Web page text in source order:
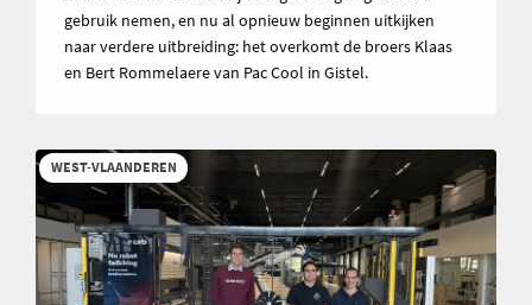
gebruik nemen, en nu al opnieuw beginnen uitkijken
naar verdere uitbreiding: het overkomt de broers Klaas
en Bert Rommelaere van Pac Cool in Gistel.
WEST-VLAANDEREN